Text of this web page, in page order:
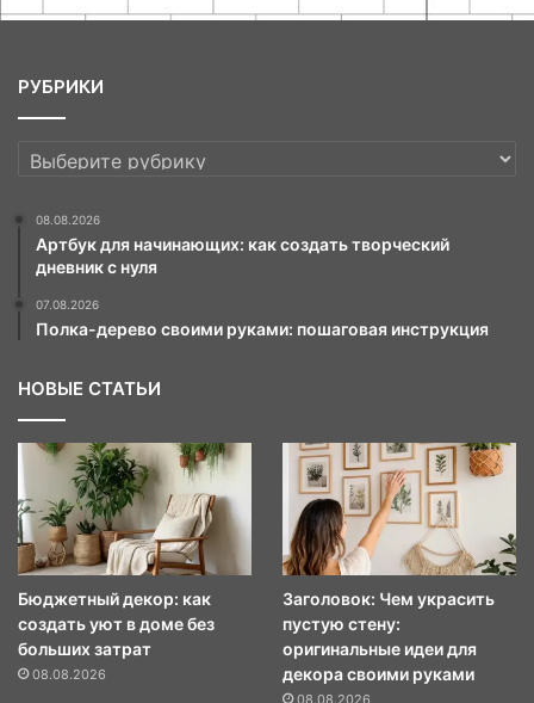
РУБРИКИ
РУБРИКИ
08.08.2026
Артбук для начинающих: как создать творческий
дневник с нуля
07.08.2026
Полка-дерево своими руками: пошаговая инструкция
НОВЫЕ СТАТЬИ
Бюджетный декор: как
создать уют в доме без
больших затрат
08.08.2026
Заголовок: Чем украсить
пустую стену:
оригинальные идеи для
декора своими руками
08.08.2026